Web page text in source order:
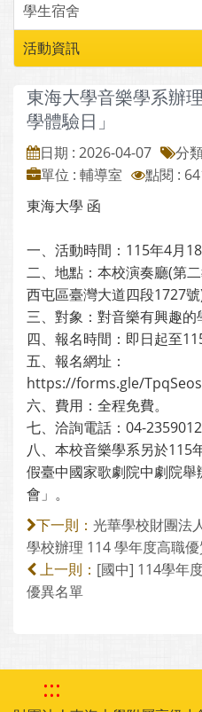
學生宿舍
活動資訊
東海大學音樂學系辦
學體驗日」
日期 : 2026-04-07
分
單位 : 輔導室
點閱 :
東海大學 函
一、活動時間：115年4月
二、地點：本校演奏廳(第
西屯區臺灣大道四段1727號)
三、對象：對音樂有興趣的
四、報名時間：即日起至
五、報名網址：
https://forms.gle/
六、費用：全程免費。
七、洽詢電話：04-
八、本校音樂學系另於115
假臺中國家歌劇院中劇院
會」。
下一則： 光華學校財團法
學校辦理 114 學年度高職優
上一則： [國中] 114學年
優異名單
:::